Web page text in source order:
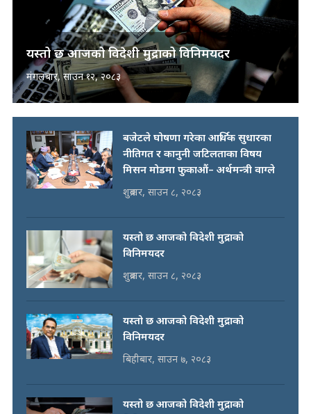
यस्तो छ आजको विदेशी मुद्राको विनिमयदर
मंगलबार, साउन १२, २०८३
बजेटले घोषणा गरेका आर्थिक सुधारका
नीतिगत र कानुनी जटिलताका विषय
मिसन मोडमा फुकाऔं– अर्थमन्त्री वाग्ले
शुक्रबार, साउन ८, २०८३
यस्तो छ आजको विदेशी मुद्राको
विनिमयदर
शुक्रबार, साउन ८, २०८३
यस्तो छ आजको विदेशी मुद्राको
विनिमयदर
बिहीबार, साउन ७, २०८३
यस्तो छ आजको विदेशी मुद्राको